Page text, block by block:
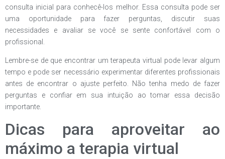
consulta inicial para conhecê-los melhor. Essa consulta pode ser
uma oportunidade para fazer perguntas, discutir suas
necessidades e avaliar se você se sente confortável com o
profissional.
Lembre-se de que encontrar um terapeuta virtual pode levar algum
tempo e pode ser necessário experimentar diferentes profissionais
antes de encontrar o ajuste perfeito. Não tenha medo de fazer
perguntas e confiar em sua intuição ao tomar essa decisão
importante.
Dicas para aproveitar ao
máximo a terapia virtual